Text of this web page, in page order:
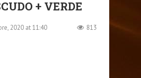
+ VERDE
2020 at 11:40 813